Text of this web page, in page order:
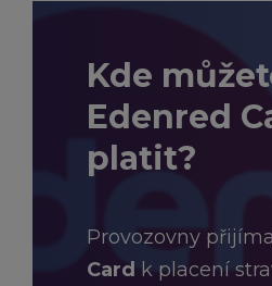
Kde
Edenred
platit?
Provozovny
Card k placení